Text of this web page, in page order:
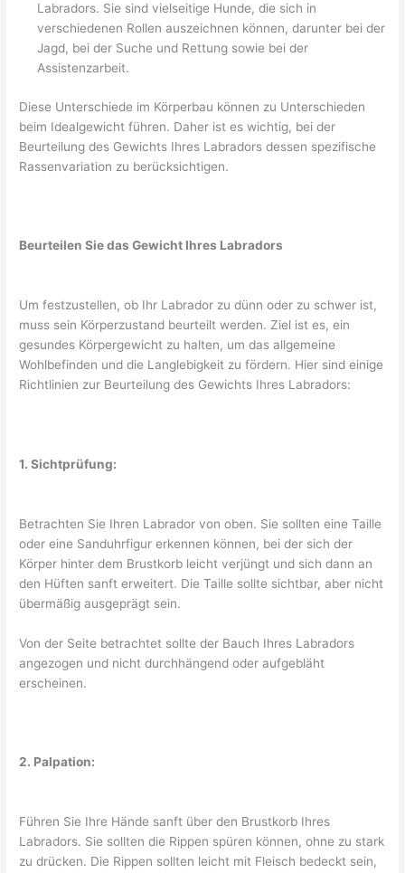
Labradors. Sie sind vielseitige Hunde, die sich in
verschiedenen Rollen auszeichnen können, darunter bei der
Jagd, bei der Suche und Rettung sowie bei der
Assistenzarbeit.
Diese Unterschiede im Körperbau können zu Unterschieden
beim Idealgewicht führen. Daher ist es wichtig, bei der
Beurteilung des Gewichts Ihres Labradors dessen spezifische
Rassenvariation zu berücksichtigen.
Beurteilen Sie das Gewicht Ihres Labradors
Um festzustellen, ob Ihr Labrador zu dünn oder zu schwer ist,
muss sein Körperzustand beurteilt werden. Ziel ist es, ein
gesundes Körpergewicht zu halten, um das allgemeine
Wohlbefinden und die Langlebigkeit zu fördern. Hier sind einige
Richtlinien zur Beurteilung des Gewichts Ihres Labradors:
1. Sichtprüfung:
Betrachten Sie Ihren Labrador von oben. Sie sollten eine Taille
oder eine Sanduhrfigur erkennen können, bei der sich der
Körper hinter dem Brustkorb leicht verjüngt und sich dann an
den Hüften sanft erweitert. Die Taille sollte sichtbar, aber nicht
übermäßig ausgeprägt sein.
Von der Seite betrachtet sollte der Bauch Ihres Labradors
angezogen und nicht durchhängend oder aufgebläht
erscheinen.
2. Palpation:
Führen Sie Ihre Hände sanft über den Brustkorb Ihres
Labradors. Sie sollten die Rippen spüren können, ohne zu stark
zu drücken. Die Rippen sollten leicht mit Fleisch bedeckt sein,